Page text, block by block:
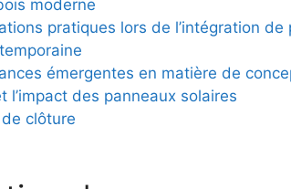
moderne
pratiques lors de l’intégration
émergentes ⁢en matière de
l’impact des panneaux solaires
clôture